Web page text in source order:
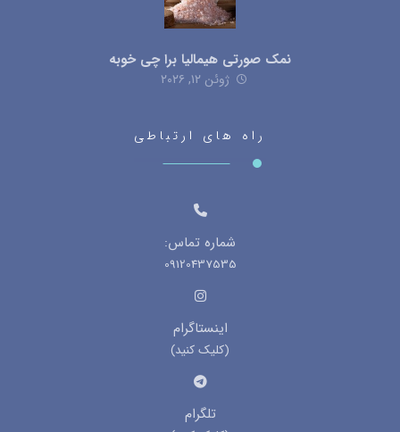
نمک صورتی هیمالیا برا چی خوبه
ژوئن ۱۲, ۲۰۲۶
راه های ارتباطی
شماره تماس:
09120437535
اینستاگرام
(کلیک کنید)
تلگرام